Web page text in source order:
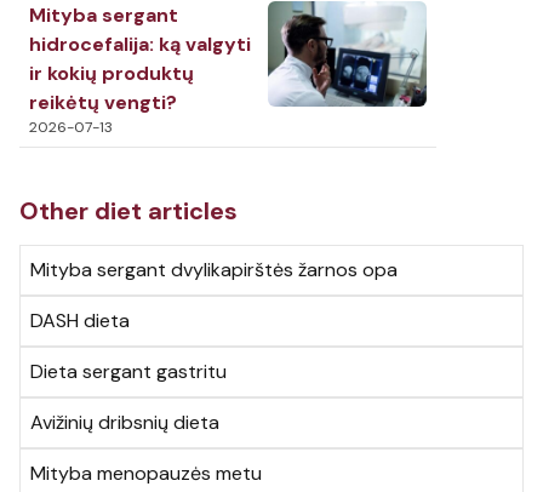
Mityba sergant
hidrocefalija: ką valgyti
ir kokių produktų
reikėtų vengti?
2026-07-13
Other diet articles
Mityba sergant dvylikapirštės žarnos opa
DASH dieta
Dieta sergant gastritu
Avižinių dribsnių dieta
Mityba menopauzės metu